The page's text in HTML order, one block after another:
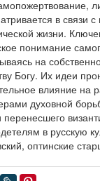
в связи
жизни.
понимание
на
Богу. Их идеи
влияние на
духовной
перенесшего
в русскую
оптинские